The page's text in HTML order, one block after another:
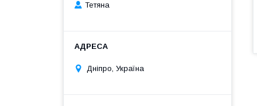
Тетяна
Дніпро, Україна